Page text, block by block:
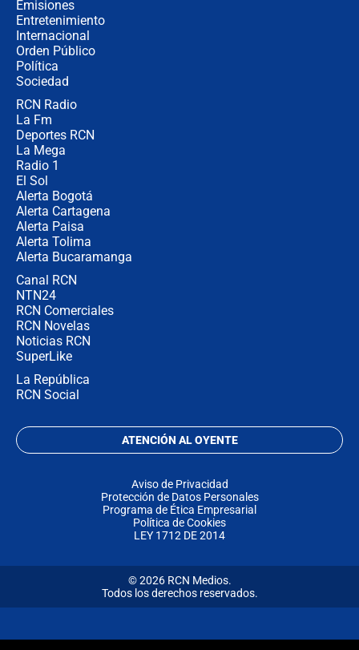
Emisiones
Entretenimiento
Internacional
Orden Público
Política
Sociedad
RCN Radio
La Fm
Deportes RCN
La Mega
Radio 1
El Sol
Alerta Bogotá
Alerta Cartagena
Alerta Paisa
Alerta Tolima
Alerta Bucaramanga
Canal RCN
NTN24
RCN Comerciales
RCN Novelas
Noticias RCN
SuperLike
La República
RCN Social
ATENCIÓN AL OYENTE
Aviso de Privacidad
Protección de Datos Personales
Programa de Ética Empresarial
Política de Cookies
LEY 1712 DE 2014
© 2026 RCN Medios.
Todos los derechos reservados.